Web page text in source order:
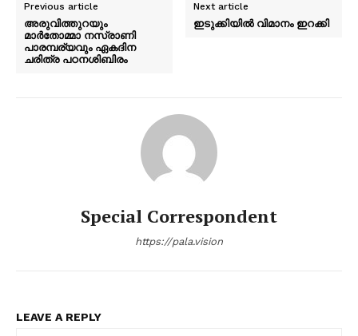
Previous article
അരുവിത്തുറയും
മാർതോമ്മാ നസ്രാണി
പാരമ്പര്യവും ഏകദിന
ചരിത്ര പഠനശിബിരം
Next article
ഇടുക്കിയിൽ വിമാനം ഇറക്കി
Special Correspondent
https://pala.vision
LEAVE A REPLY